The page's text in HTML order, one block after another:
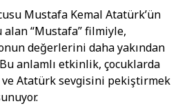
Mustafa Kemal Atatürk’ün
“Mustafa” filmiyle,
değerlerini daha yakından
Bu anlamlı etkinlik, çocuklarda
Atatürk sevgisini pekiştirmek